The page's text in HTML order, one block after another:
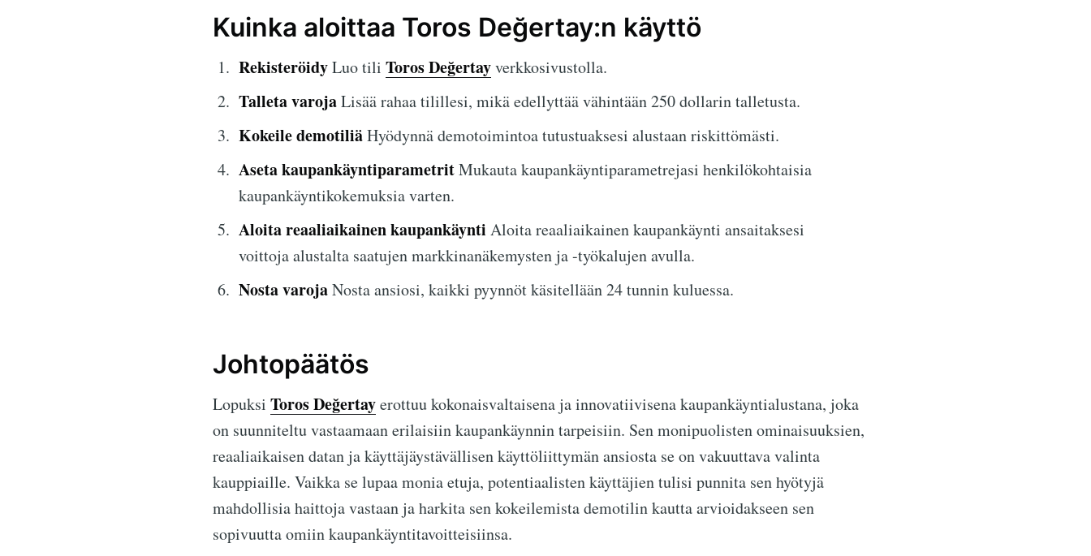
Kuinka aloittaa Toros Değertay:n käyttö
RekisteröidyLuo tili Toros Değertayverkkosivustolla.
Talleta varojaLisää rahaa tilillesi, mikä edellyttää vähintään 250 dollarin talletusta.
Kokeile demotiliäHyödynnä demotoimintoa tutustuaksesi alustaan riskittömästi.
Aseta kaupankäyntiparametritMukauta kaupankäyntiparametrejasi henkilökohtaisia
kaupankäyntikokemuksia varten.
Aloita reaaliaikainen kaupankäynti Aloita reaaliaikainen kaupankäynti ansaitaksesi
voittoja alustalta saatujen markkinanäkemysten ja -työkalujen avulla.
Nosta varojaNosta ansiosi, kaikki pyynnöt käsitellään 24 tunnin kuluessa.
Johtopäätös
Lopuksi Toros Değertayerottuu kokonaisvaltaisena ja innovatiivisena kaupankäyntialustana, joka
on suunniteltu vastaamaan erilaisiin kaupankäynnin tarpeisiin. Sen monipuolisten ominaisuuksien,
reaaliaikaisen datan ja käyttäjäystävällisen käyttöliittymän ansiosta se on vakuuttava valinta
kauppiaille. Vaikka se lupaa monia etuja, potentiaalisten käyttäjien tulisi punnita sen hyötyjä
mahdollisia haittoja vastaan ja harkita sen kokeilemista demotilin kautta arvioidakseen sen
sopivuutta omiin kaupankäyntitavoitteisiinsa.